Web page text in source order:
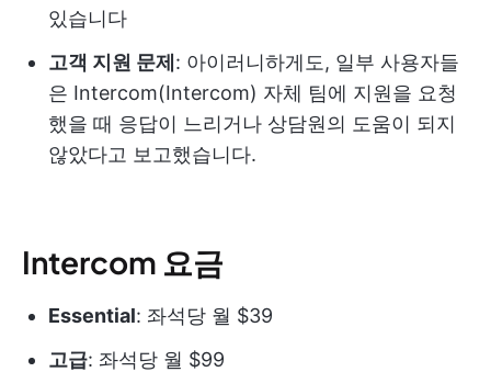
있습니다
고객 지원 문제: 아이러니하게도, 일부 사용자들
은 Intercom(Intercom) 자체 팀에 지원을 요청
했을 때 응답이 느리거나 상담원의 도움이 되지
않았다고 보고했습니다.
Intercom 요금
Essential: 좌석당 월 $39
고급: 좌석당 월 $99